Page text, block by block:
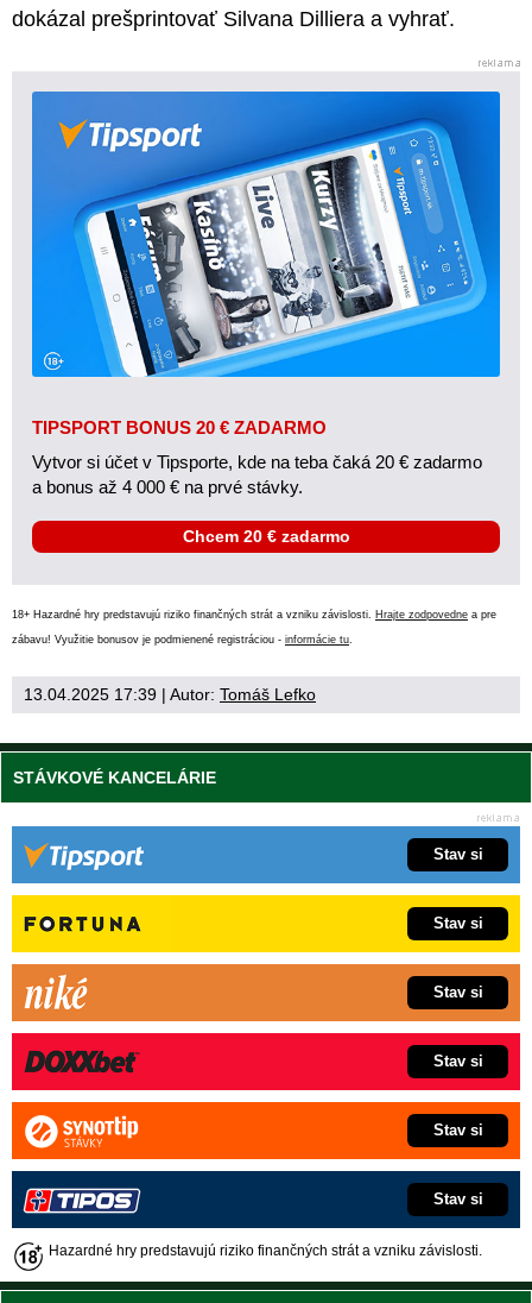
dokázal prešprintovať Silvana Dilliera a vyhrať.
TIPSPORT BONUS 20 € ZADARMO
Vytvor si účet v Tipsporte, kde na teba čaká 20 € zadarmo
a bonus až 4 000 € na prvé stávky.
Chcem 20 € zadarmo
18+ Hazardné hry predstavujú riziko finančných strát a vzniku závislosti. Hrajte zodpovedne a pre
zábavu! Využitie bonusov je podmienené registráciou - informácie tu.
13.04.2025 17:39 | Autor: Tomáš Lefko
STÁVKOVÉ KANCELÁRIE
Stav si
Stav si
Stav si
Stav si
Stav si
Stav si
Hazardné hry predstavujú riziko finančných strát a vzniku závislosti.